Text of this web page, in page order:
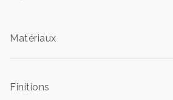
Matériaux
Finitions